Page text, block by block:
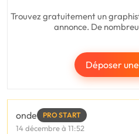
Trouvez gratuitement un
annonce. De
Déposer
onde PRO START
14 décembre à 11:52